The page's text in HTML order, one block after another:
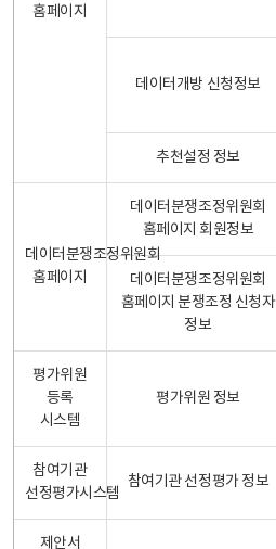
홈페이지
데이터개방 신청정보
추천설정 정보
데이터분쟁조정위원회
홈페이지
데이터분쟁조정위원회
홈페이지 회원정보
데이터분쟁조정위원회
홈페이지 분쟁조정 신청자
정보
평가위원
등록
시스템
평가위원 정보
참여기관
선정평가시스템
참여기관 선정평가 정보
제안서